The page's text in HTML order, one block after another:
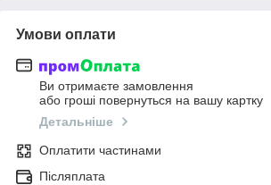
Умови оплати
Ви отримаєте замовлення
або гроші повернуться на вашу картку
Детальніше
Оплатити частинами
Післяплата